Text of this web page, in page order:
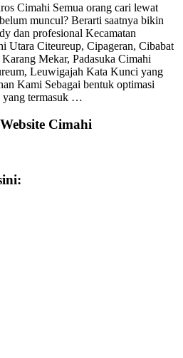
Cimahi Semua orang cari lewat
muncul? Berarti saatnya bikin
dan profesional Kecamatan
Utara Citeureup, Cipageran, Cibabat
Mekar, Padasuka Cimahi
Leuwigajah Kata Kunci yang
Kami Sebagai bentuk optimasi
yang termasuk …
Cimahi